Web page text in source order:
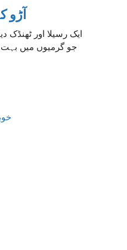
آڑو
جو گرمیوں میں بہت